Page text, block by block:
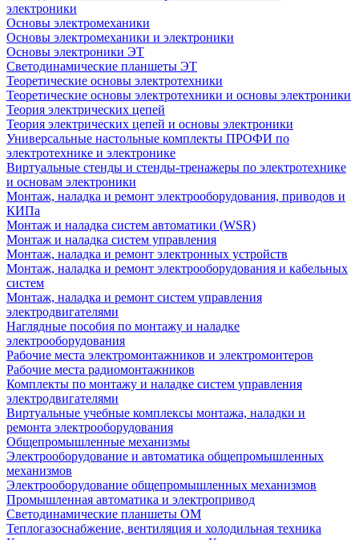
электроники
Основы электромеханики
Основы электромеханики и электроники
Основы электроники ЭТ
Светодинамические планшеты ЭТ
Теоретические основы электротехники
Теоретические основы электротехники и основы электроники
Теория электрических цепей
Теория электрических цепей и основы электроники
Универсальные настольные комплекты ПРОФИ по
электротехнике и электронике
Виртуальные стенды и стенды-тренажеры по электротехнике
и основам электроники
Монтаж, наладка и ремонт электрооборудования, приводов и
КИПа
Монтаж и наладка систем автоматики (WSR)
Монтаж и наладка систем управления
Монтаж, наладка и ремонт электронных устройств
Монтаж, наладка и ремонт электрооборудования и кабельных
систем
Монтаж, наладка и ремонт систем управления
электродвигателями
Наглядные пособия по монтажу и наладке
электрооборудования
Рабочие места электромонтажников и электромонтеров
Рабочие места радиомонтажников
Комплекты по монтажу и наладке систем управления
электродвигателями
Виртуальные учебные комплексы монтажа, наладки и
ремонта электрооборудования
Общепромышленные механизмы
Электрооборудование и автоматика общепромышленных
механизмов
Электрооборудование общепромышленных механизмов
Промышленная автоматика и электропривод
Светодинамические планшеты ОМ
Теплогазоснабжение, вентиляция и холодильная техника